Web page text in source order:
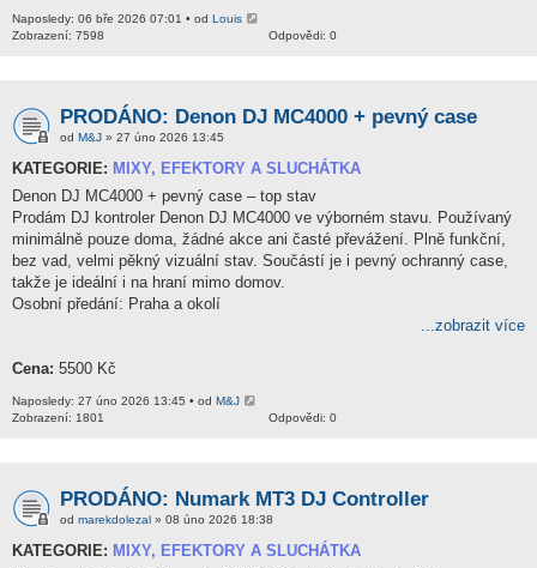
Naposledy: 06 bře 2026 07:01 • od Louis
Odpovědi: 0
Zobrazení: 7598
PRODÁNO: Denon DJ MC4000 + pevný case
od M&J » 27 úno 2026 13:45
KATEGORIE: MIXY, EFEKTORY A SLUCHÁTKA
Denon DJ MC4000 + pevný case – top stav
Prodám DJ kontroler Denon DJ MC4000 ve výborném stavu. Používaný
minimálně pouze doma, žádné akce ani časté převážení. Plně funkční,
bez vad, velmi pěkný vizuální stav. Součástí je i pevný ochranný case,
takže je ideální i na hraní mimo domov.
Osobní předání: Praha a okolí
...zobrazit více
Cena: 5500 Kč
Naposledy: 27 úno 2026 13:45 • od M&J
Odpovědi: 0
Zobrazení: 1801
PRODÁNO: Numark MT3 DJ Controller
od marekdolezal » 08 úno 2026 18:38
KATEGORIE: MIXY, EFEKTORY A SLUCHÁTKA